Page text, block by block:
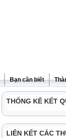
Bạn cần biết
THỐNG KÊ KẾT
LIÊN KẾT CÁC